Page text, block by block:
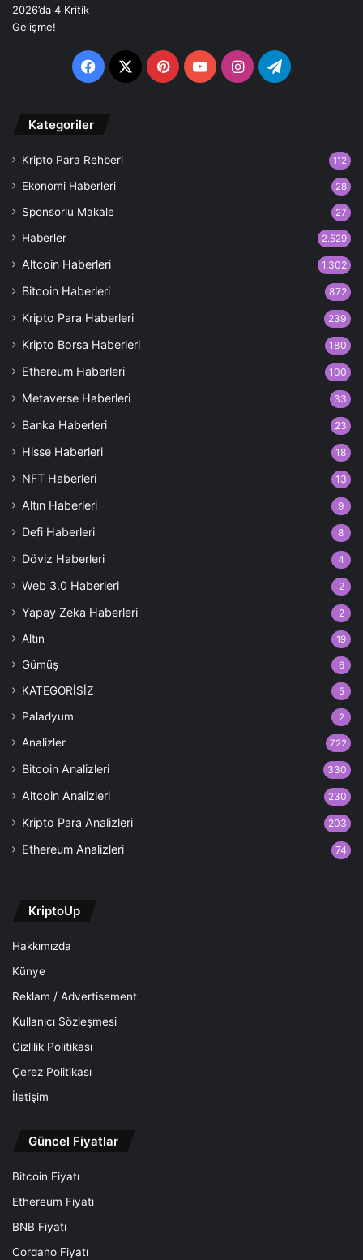
Facebook
X PinterestYouTubeInstagramTelegram
Kategoriler
Kripto Para Rehberi 112
Ekonomi Haberleri 28
Sponsorlu Makale 27
Haberler 2.529
Altcoin Haberleri 1.302
Bitcoin Haberleri 872
Kripto Para Haberleri 239
Kripto Borsa Haberleri 180
Ethereum Haberleri 100
Metaverse Haberleri 33
Banka Haberleri 23
Hisse Haberleri 18
NFT Haberleri 13
Altın Haberleri 9
Defi Haberleri 8
Döviz Haberleri 4
Web 3.0 Haberleri 2
Yapay Zeka Haberleri 2
Altın 19
Gümüş 6
KATEGORİSİZ 5
Paladyum 2
Analizler 722
Bitcoin Analizleri 330
Altcoin Analizleri 230
Kripto Para Analizleri 203
Ethereum Analizleri 74
KriptoUp
Hakkımızda
Künye
Reklam / Advertisement
Kullanıcı Sözleşmesi
Gizlilik Politikası
Çerez Politikası
İletişim
Güncel Fiyatlar
Bitcoin Fiyatı
Ethereum Fiyatı
BNB Fiyatı
Cordano Fiyatı